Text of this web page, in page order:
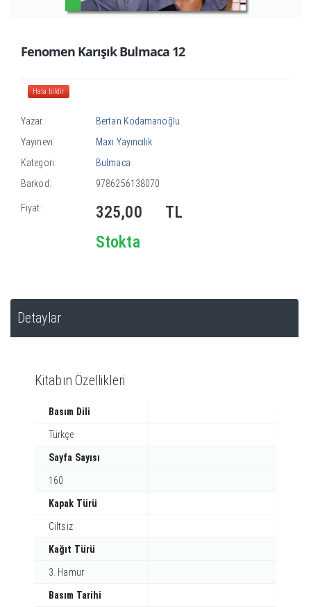
Fenomen Karışık Bulmaca 12
Hata bildir
Yazar:
Bertan Kodamanoğlu
Yayınevi:
Maxi Yayıncılık
Kategori:
Bulmaca
Barkod:
9786256138070
Fiyat: 325,00
TL
Stokta
Detaylar
Kitabın Özellikleri
Basım Dili
Türkçe
Sayfa Sayısı
160
Kapak Türü
Ciltsiz
Kağıt Türü
3. Hamur
Basım Tarihi